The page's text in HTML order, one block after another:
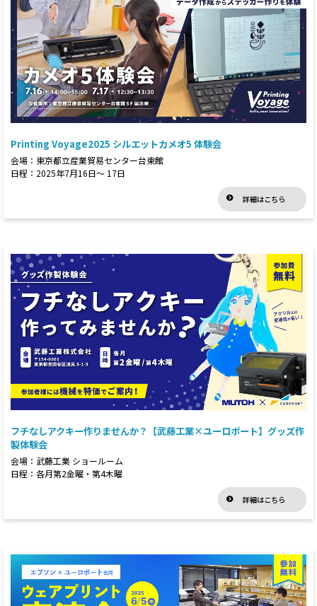
Printing Voyage2025 シルエットカメオ5 体験会
会場：東京都立産業貿易センター台東館
日程：2025年7月16日～ 17日
詳細はこちら
フチなしアクキー作りませんか？【武藤工業×ユーロポート】グッズ作
製体験会
会場：武藤工業 ショールーム
日程：各月第2金曜・第4木曜
詳細はこちら